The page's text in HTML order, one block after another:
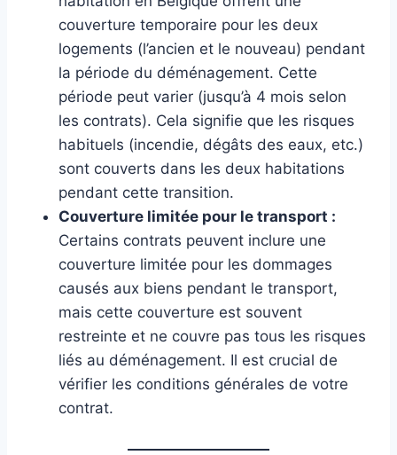
couverture temporaire pour les deux
logements (l’ancien et le nouveau) pendant
la période du déménagement. Cette
période peut varier (jusqu’à 4 mois selon
les contrats). Cela signifie que les risques
habituels (incendie, dégâts des eaux, etc.)
sont couverts dans les deux habitations
pendant cette transition.
Couverture limitée pour le transport :
Certains contrats peuvent inclure une
couverture limitée pour les dommages
causés aux biens pendant le transport,
mais cette couverture est souvent
restreinte et ne couvre pas tous les risques
liés au déménagement. Il est crucial de
vérifier les conditions générales de votre
contrat.